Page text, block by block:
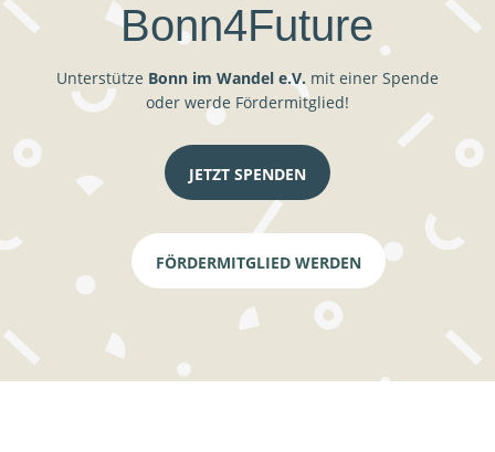
Bonn4Future
Unterstütze Bonn im Wandel e.V. mit einer Spende
oder werde Fördermitglied!
JETZT SPENDEN
FÖRDERMITGLIED WERDEN